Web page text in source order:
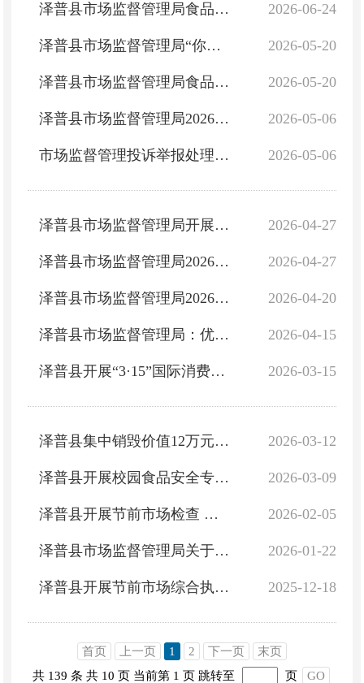
2026-06-24
泽普县市场监督管理局食品安全监督抽检信息公告（2026年第5期）
2026-05-20
泽普县市场监督管理局“你点我检”食品安全监督抽检信息通告（2026年第2期）
2026-05-20
泽普县市场监督管理局食品安全监督抽检信息通告（2026年第4期）
2026-05-06
泽普县市场监督管理局2026年第2期食品安全监督抽检信息公告
2026-05-06
市场监督管理投诉举报处理办法
2026-04-27
泽普县市场监督管理局开展第一季度药品经营企业、药品使用单位监督检查情况公示
2026-04-27
泽普县市场监督管理局2026年开展第一季度食品生产经营单位监督检查情况公示
2026-04-20
泽普县市场监督管理局2026年第3期食品安全监督抽检信息公告
2026-04-15
泽普县市场监督管理局：优服务 守安全 促发展 营商环境持续提质增效
2026-03-15
泽普县开展“3·15”国际消费者权益日宣传活动 维护市场消费秩序
2026-03-12
泽普县集中销毁价值12万元假冒伪劣商品
2026-03-09
泽普县开展校园食品安全专项检查 守护学生饮食安全
2026-02-05
泽普县开展节前市场检查 筑牢节日安全防线
2026-01-22
泽普县市场监督管理局关于公示2025年版行政处罚自由裁量权信息的通告
2025-12-18
泽普县开展节前市场综合执法检查工作
首页 上一页 1 2 下一页
末页
共 139 条 共 10 页 当前第 1 页 跳转至 页 GO